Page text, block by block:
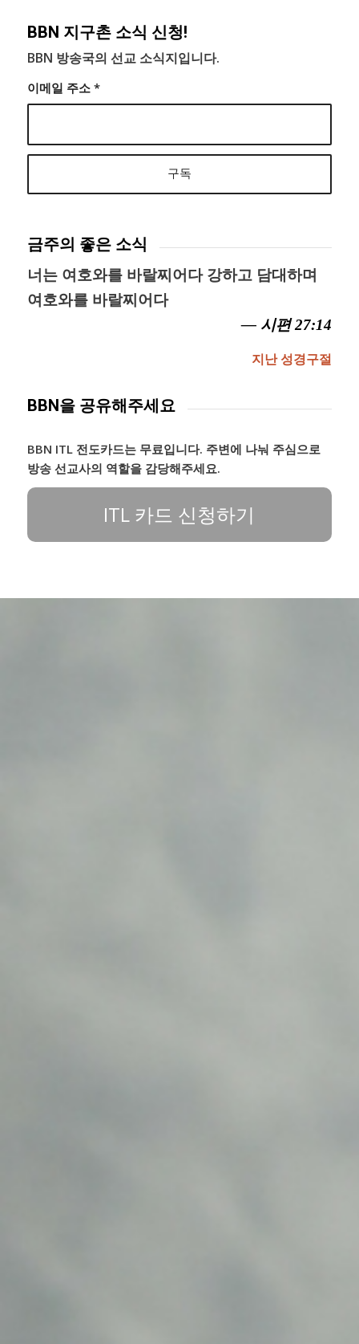
BBN 지구촌 소식 신청!
BBN 방송국의 선교 소식지입니다.
이메일 주소 *
금주의 좋은 소식
너는 여호와를 바랄찌어다 강하고 담대하며
여호와를 바랄찌어다
— 시편 27:14
지난 성경구절
BBN을 공유해주세요
BBN ITL 전도카드는 무료입니다. 주변에 나눠 주심으로
방송 선교사의 역할을 감당해주세요.
ITL 카드 신청하기